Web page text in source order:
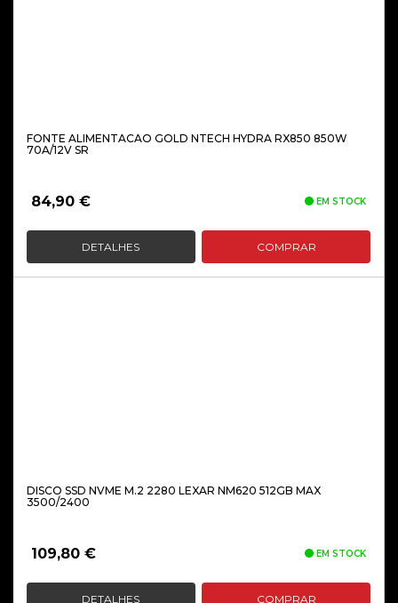
FONTE ALIMENTACAO GOLD NTECH HYDRA RX850 850W
70A/12V SR
84,90 € EM STOCK
DETALHES COMPRAR
DISCO SSD NVME M.2 2280 LEXAR NM620 512GB MAX
3500/2400
109,80 € EM STOCK
DETALHES COMPRAR